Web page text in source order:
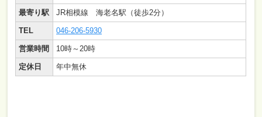
最寄り駅 JR相模線 海老名駅（徒歩2分）
TEL 046-206-5930
営業時間 10時～20時
定休日 年中無休